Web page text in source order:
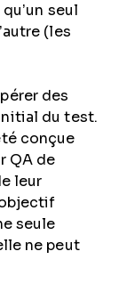
seul
(les
des
du test.
conçue
QA de
leur
seule
ne peut